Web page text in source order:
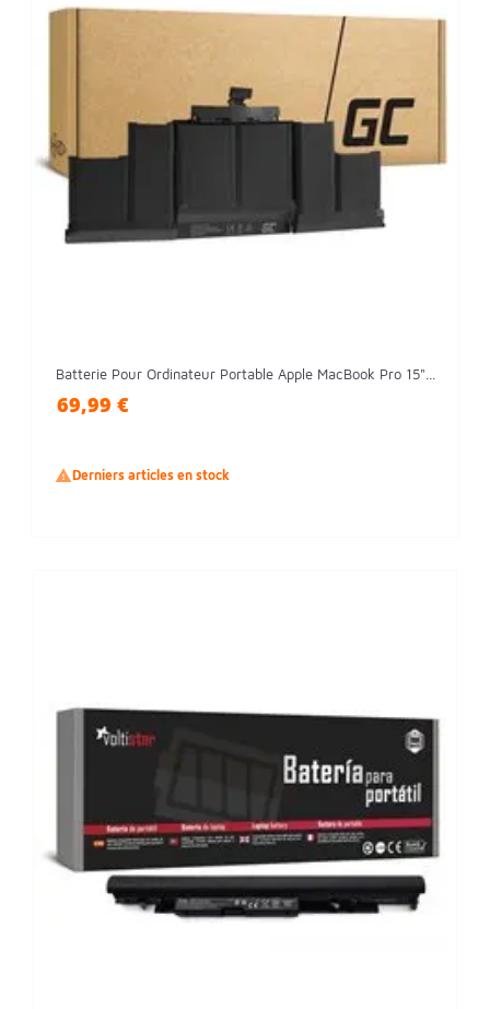
Batterie Pour Ordinateur Portable Apple MacBook Pro 15"...
69,99 €
Derniers articles en stock